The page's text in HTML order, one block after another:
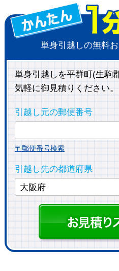
単身引越しの無料
単身引越しを平群町(生駒
気軽に御見積りください。
引越し元の郵便番号
〒郵便番号検索
引越し先の都道府県